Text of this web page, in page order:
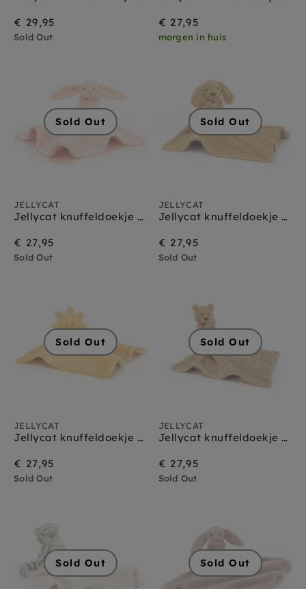
Jellycat amuseables
Jellycat amfibieën
Jellycat bag charms
Jellycat boerderijdieren
Jellycat bunny
Jellycat christmas
Jellycat dinosaurus
Jellycat dragons
Jellycat insecten
Jellycat knuffeldoekjes
Jellycat sale
Jellycat schoudertasjes
Jellycat octopus
Jellycat vogels
Jellycat vos
Jellycat wilde dieren
Jellycat zeedieren
€ 29,95
Sold Out
€ 27,95
morgen in huis
Sold Out
JELLYCAT
Jellycat knuffeldoekje en knuffel bashful bunny blush
€ 27,95
Sold Out
Sold Out
JELLYCAT
Jellycat knuffeldoekje en knuffel Bashful Toffee puppy
€ 27,95
Sold Out
Sold Out
JELLYCAT
Jellycat knuffeldoekje en knuffel amuseables sun
€ 27,95
Sold Out
Sold Out
JELLYCAT
Jellycat knuffeldoekje en knuffel Bartholomew bear
€ 27,95
Sold Out
Sold Out Sold Out